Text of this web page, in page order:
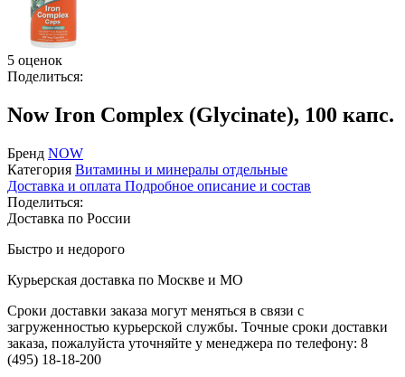
5 оценок
Поделиться:
Now Iron Complex (Glycinate), 100 капс.
Бренд NOW
Категория Витамины и минералы отдельные
Доставка и оплата Подробное описание и состав
Поделиться:
Доставка по России
Быстро и недорого
Курьерская доставка по Москве и МО
Сроки доставки заказа могут меняться в связи с
загруженностью курьерской службы. Точные сроки доставки
заказа, пожалуйста уточняйте у менеджера по телефону: 8
(495) 18-18-200